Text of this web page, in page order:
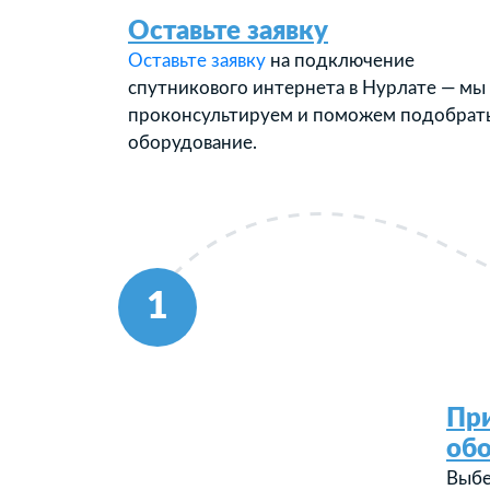
1
Оставьте заявку
Оставьте заявку на подключение
спутникового интернета в Нурлате — мы
проконсультируем и поможем
оборудование.